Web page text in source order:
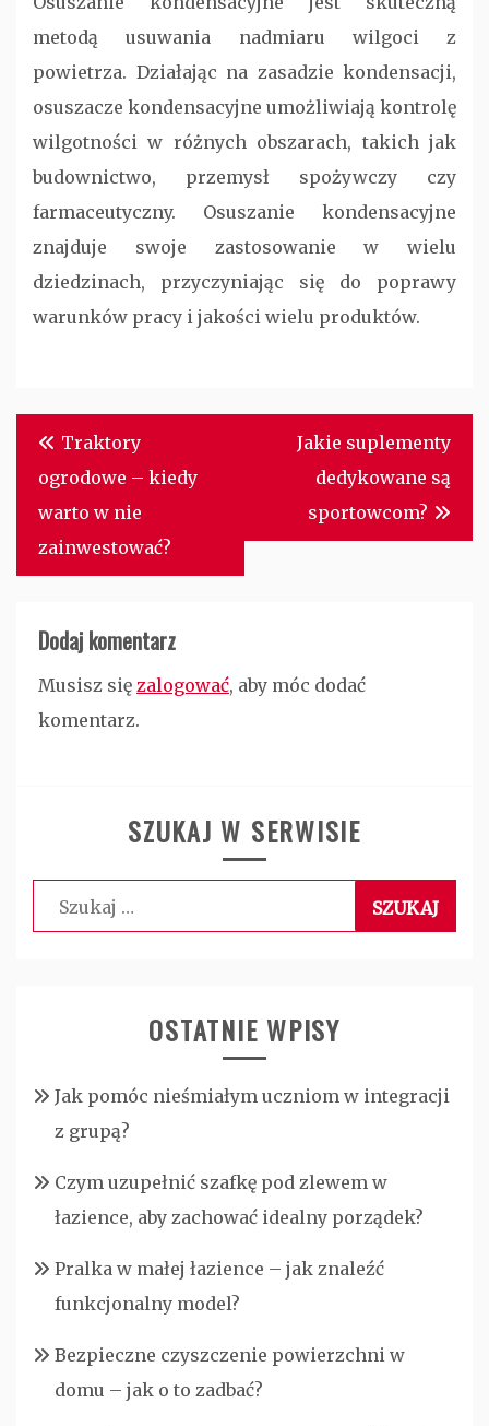
metodą usuwania nadmiaru wilgoci z
powietrza. Działając na zasadzie kondensacji,
osuszacze kondensacyjne umożliwiają kontrolę
wilgotności w różnych obszarach, takich jak
budownictwo, przemysł spożywczy czy
farmaceutyczny. Osuszanie kondensacyjne
znajduje swoje zastosowanie w wielu
dziedzinach, przyczyniając się do poprawy
warunków pracy i jakości wielu produktów.
Nawigacja
wpisu
Traktory
ogrodowe – kiedy
warto w nie
zainwestować?
Jakie suplementy
dedykowane są
sportowcom?
Dodaj komentarz
Musisz się zalogować, aby móc dodać
komentarz.
SZUKAJ W SERWISIE
Szukaj:
OSTATNIE WPISY
Jak pomóc nieśmiałym uczniom w integracji
z grupą?
Czym uzupełnić szafkę pod zlewem w
łazience, aby zachować idealny porządek?
Pralka w małej łazience – jak znaleźć
funkcjonalny model?
Bezpieczne czyszczenie powierzchni w
domu – jak o to zadbać?